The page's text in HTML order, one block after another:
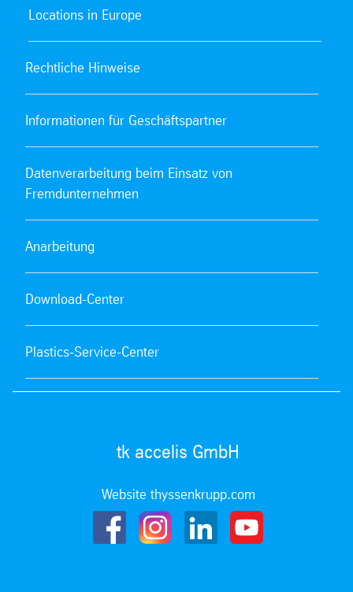
Locations in Europe
Rechtliche Hinweise
Informationen für Geschäftspartner
Datenverarbeitung beim Einsatz von
Fremdunternehmen
Anarbeitung
Download-Center
Plastics-Service-Center
tk accelis GmbH
Website thyssenkrupp.com